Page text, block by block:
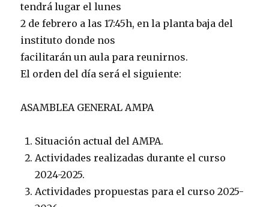
tendrá lugar el lunes
2 de febrero a las 17:45h, en la planta baja del
instituto donde nos
facilitarán un aula para reunirnos.
El orden del día será el siguiente:
ASAMBLEA GENERAL AMPA
Situación actual del AMPA.
Actividades realizadas durante el curso
2024-2025.
Actividades propuestas para el curso 2025-